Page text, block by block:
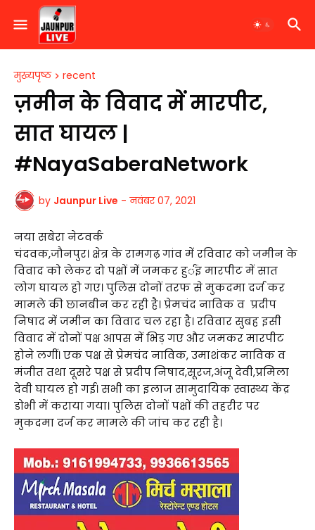
मुख्यपृष्ठ recent
ज़मीन के विवाद में मारपीट,
सात घायल |
#NayaSaberaNetwork
by Jaunpur Live - नवंबर 07, 2021
नया सबेरा नेटवर्क
चंदवक,जौनपुर। क्षेत्र के रामगढ़ गांव में रविवार को जमीन के
विवाद को लेकर दो पक्षों में जमकर हुर्इं मारपीट में सात
लोग घायल हो गए। पुलिस दोनों तरफ से मुकदमा दर्ज कर
मामले की छानबीन कर रही है। प्रेमचंद नाविक व प्रदीप
निषाद में जमीन का विवाद चल रहा है। रविवार सुबह इसी
विवाद में दोनों पक्ष आपस में भिड़ गए और जमकर मारपीट
होने लगीं। एक पक्ष से प्रेमचंद नाविक, उमाशंकर नाविक व
मंजीत तथा दूसरे पक्ष से प्रदीप निषाद,सूरज,अंजू देवी,प्रमिला
देवी घायल हो गई। सभी का इलाज सामुदायिक स्वास्थ्य केंद्र
डोभी में कराया गया। पुलिस दोनों पक्षों की तहरीर पर
मुकदमा दर्ज कर मामले की जांच कर रही है।